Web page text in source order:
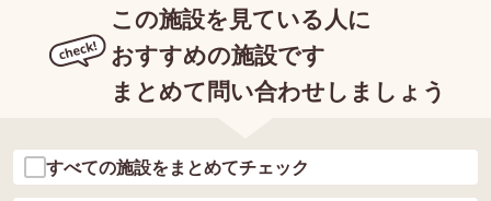
この施設を見ている人に
おすすめの施設です
まとめて問い合わせしましょう
すべての施設をまとめてチェック